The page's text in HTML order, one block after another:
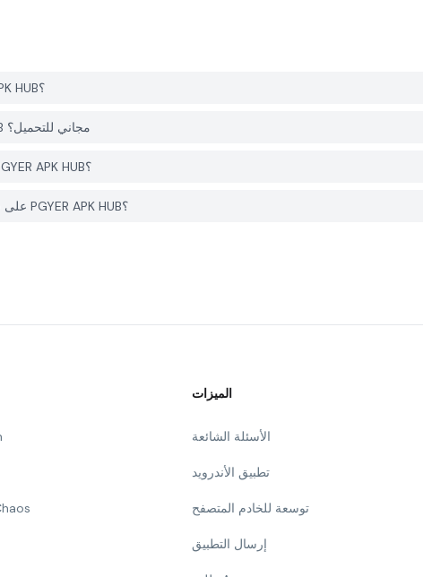
كيف يمكنني تحميل Gym Idle Clicker: Fitness Hero من PGYER APK HUB؟
هل التطبيق Gym Idle Clicker: Fitness Hero على PGYER APK HUB مجاني للتحميل؟
هل أحتاج إلى حساب لتحميل Gym Idle Clicker: Fitness Hero من PGYER APK HUB؟
كيف يمكنني الإبلاغ عن مشكلة في Gym Idle Clicker: Fitness Hero على PGYER APK HUB؟
الميزات
الأسئلة الشائعة
تطبيق الأندرويد
توسعة للخادم المتصفح
إرسال التطبيق